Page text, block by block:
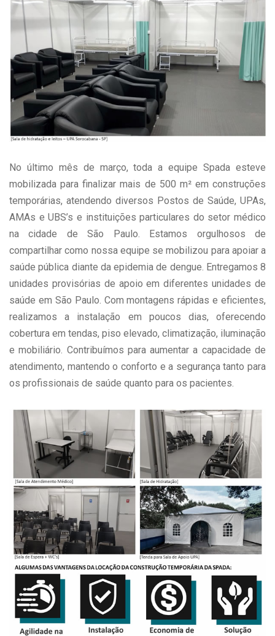
No último mês de março, toda a equipe Spada esteve
mobilizada para finalizar mais de 500 m² em construções
temporárias, atendendo diversos Postos de Saúde, UPAs,
AMAs e UBS’s e instituições particulares do setor médico
na cidade de São Paulo. Estamos orgulhosos de
compartilhar como nossa equipe se mobilizou para apoiar a
saúde pública diante da epidemia de dengue. Entregamos 8
unidades provisórias de apoio em diferentes unidades de
saúde em São Paulo. Com montagens rápidas e eficientes,
realizamos a instalação em poucos dias, oferecendo
cobertura em tendas, piso elevado, climatização, iluminação
e mobiliário. Contribuímos para aumentar a capacidade de
atendimento, mantendo o conforto e a segurança tanto para
os profissionais de saúde quanto para os pacientes.